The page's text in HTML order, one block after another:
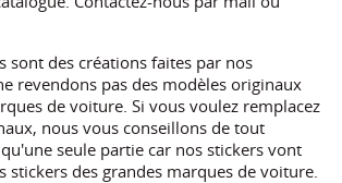
sont des créations faites par nos
revendons pas des modèles originaux
de voiture. Si vous voulez remplacez
nous vous conseillons de tout
seule partie car nos stickers vont
stickers des grandes marques de voiture.